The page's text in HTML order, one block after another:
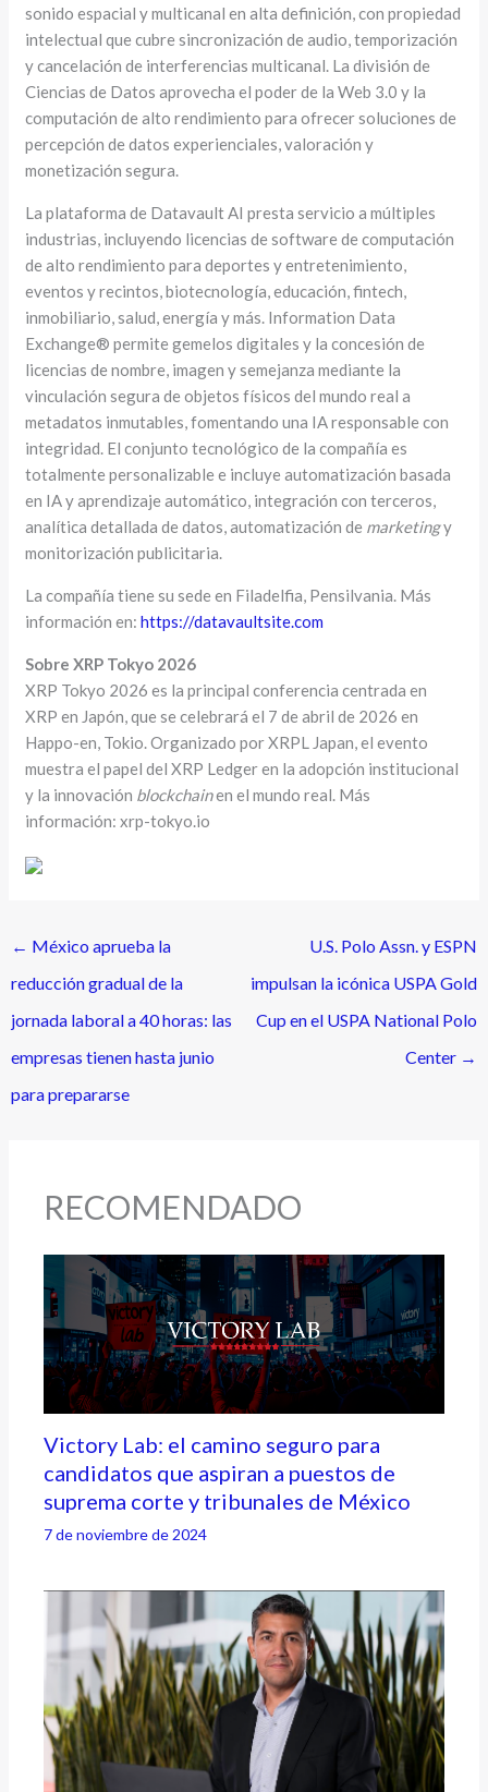
sonido espacial y multicanal en alta definición, con propiedad
intelectual que cubre sincronización de audio, temporización
y cancelación de interferencias multicanal. La división de
Ciencias de Datos aprovecha el poder de la Web 3.0 y la
computación de alto rendimiento para ofrecer soluciones de
percepción de datos experienciales, valoración y
monetización segura.
La plataforma de Datavault AI presta servicio a múltiples
industrias, incluyendo licencias de software de computación
de alto rendimiento para deportes y entretenimiento,
eventos y recintos, biotecnología, educación, fintech,
inmobiliario, salud, energía y más. Information Data
Exchange® permite gemelos digitales y la concesión de
licencias de nombre, imagen y semejanza mediante la
vinculación segura de objetos físicos del mundo real a
metadatos inmutables, fomentando una IA responsable con
integridad. El conjunto tecnológico de la compañía es
totalmente personalizable e incluye automatización basada
en IA y aprendizaje automático, integración con terceros,
analítica detallada de datos, automatización de marketingy
monitorización publicitaria.
La compañía tiene su sede en Filadelfia, Pensilvania. Más
información en:https://datavaultsite.com
Sobre XRP Tokyo 2026
XRP Tokyo 2026 es la principal conferencia centrada en
XRP en Japón, que se celebrará el 7 de abril de 2026 en
Happo-en, Tokio. Organizado por XRPL Japan, el evento
muestra el papel del XRP Ledger en la adopción institucional
y la innovación blockchainen el mundo real. Más
información: xrp-tokyo.io
← México aprueba la
reducción gradual de la
jornada laboral a 40 horas: las
empresas tienen hasta junio
para prepararse
U.S. Polo Assn. y ESPN
impulsan la icónica USPA Gold
Cup en el USPA National Polo
Center →
RECOMENDADO
Victory Lab: el camino seguro para
candidatos que aspiran a puestos de
suprema corte y tribunales de México
7 de noviembre de 2024